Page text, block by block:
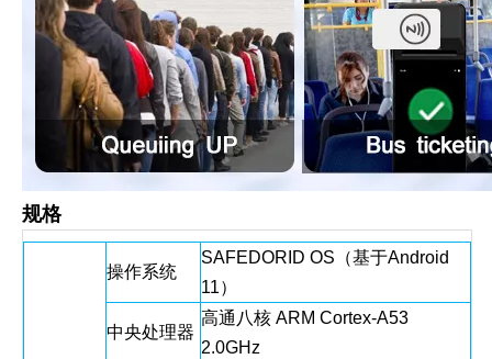
规格
操作系统
SAFEDORID OS（基于Android
11）
中央处理器
高通八核 ARM Cortex-A53
2.0GHz